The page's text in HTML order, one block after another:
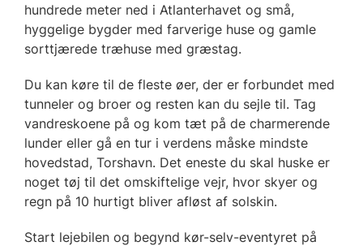
hundrede meter ned i Atlanterhavet og små,
hyggelige bygder med farverige huse og gamle
sorttjærede træhuse med græstag.
Du kan køre til de fleste øer, der er forbundet med
tunneler og broer og resten kan du sejle til. Tag
vandreskoene på og kom tæt på de charmerende
lunder eller gå en tur i verdens måske mindste
hovedstad, Torshavn. Det eneste du skal huske er
noget tøj til det omskiftelige vejr, hvor skyer og
regn på 10 hurtigt bliver afløst af solskin.
Start lejebilen og begynd kør-selv-eventyret på